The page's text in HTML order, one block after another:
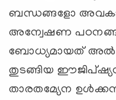
ബന്ധങ്ങളോ
അന്വേഷണ
ബോധ്യമായത്
തുടങ്ങിയ
താരതമ്യേന